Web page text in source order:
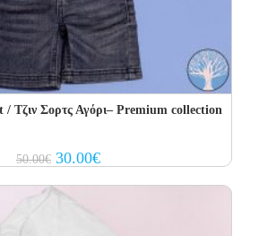
/ Τζιν Σορτς Αγόρι– Premium collection
50.00€ Original
price
50.00€.
30.00€Current
price